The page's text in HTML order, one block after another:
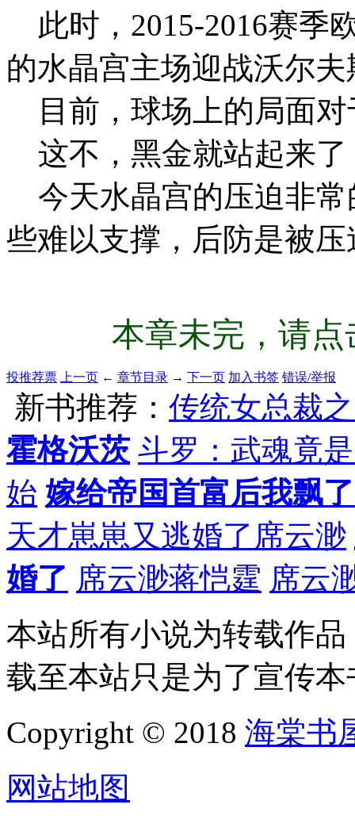
此时，2015-2016赛季
的水晶宫主场迎战沃尔
目前，球场上的局面对
这不，黑金就站起来了
今天水晶宫的压迫非常
些难以支撑，后防是被
本章未完，请
投推荐票 上一页 ← 章节目录 → 下一页 加入书签 错误/举报
新书推荐： 传统女总裁
霍格沃茨 斗罗：武魂竟
始 嫁给帝国首富后我飘
天才崽崽又逃婚了席云渺
婚了 席云渺蒋恺霆 席云
本站所有小说为转载作
载至本站只是为了宣传
Copyright © 2018 海棠书
网站地图